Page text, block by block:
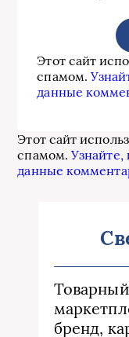
Этот сайт
спамом.
данные
Этот сайт
спамом.Узнайте,
данные
бренд,